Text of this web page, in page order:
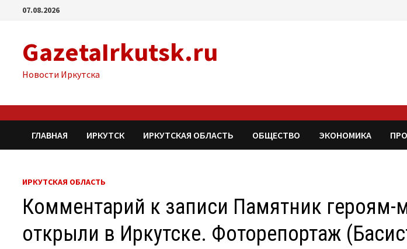
Перейти07.08.2026
GazetaIrkutsk.ru
Новости Иркутска
ГЛАВНАЯ ИРКУТСК ИРКУТСКАЯ ОБЛАСТЬ ОБЩЕСТВО ЭКОНОМИКА
ИРКУТСКАЯ ОБЛАСТЬ
Комментарий к записи Памятник героям-
открыли в Иркутске. Фоторепортаж